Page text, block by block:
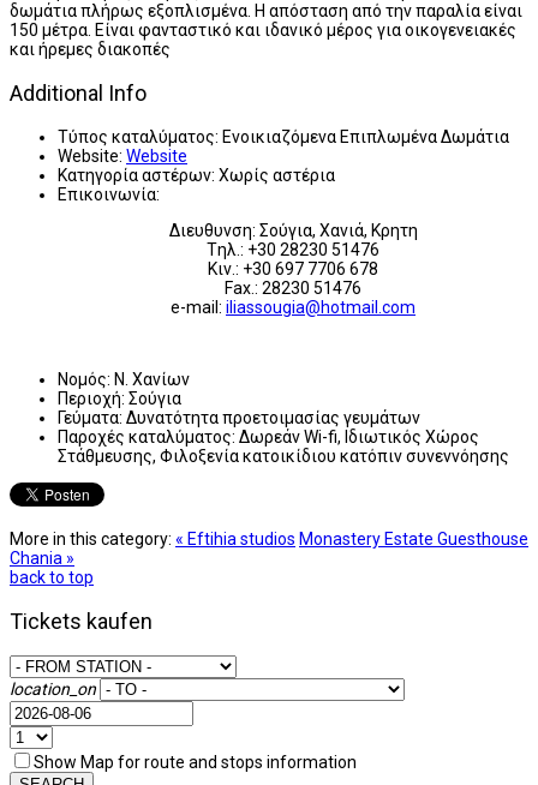
δωμάτια πλήρως εξοπλισμένα. Η απόσταση από την παραλία είναι
150 μέτρα. Είναι φανταστικό και ιδανικό μέρος για οικογενειακές
και ήρεμες διακοπές
Additional Info
Τύπος καταλύματος: Ενοικιαζόμενα Επιπλωμένα Δωμάτια
Website: Website
Κατηγορία αστέρων: Χωρίς αστέρια
Επικοινωνία:
Διευθυνση: Σούγια, Χανιά, Κρητη
Tηλ.: +30 28230 51476
Κιν.: +30 697 7706 678
Fax.: 28230 51476
e-mail: iliassougia@hotmail.com
Νομός: Ν. Χανίων
Περιοχή: Σούγια
Γεύματα: Δυνατότητα προετοιμασίας γευμάτων
Παροχές καταλύματος: Δωρεάν Wi-fi, Ιδιωτικός Χώρος
Στάθμευσης, Φιλοξενία κατοικίδιου κατόπιν συνεννόησης
More in this category: « Eftihia studios Monastery Estate Guesthouse
Chania »
back to top
Tickets kaufen
location_on
Show Map for route and stops information